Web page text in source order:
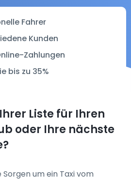
Fahrer
Kunden
Zahlungen
bis zu 35%
Liste für Ihren
oder Ihre nächste
Sorgen um ein Taxi vom